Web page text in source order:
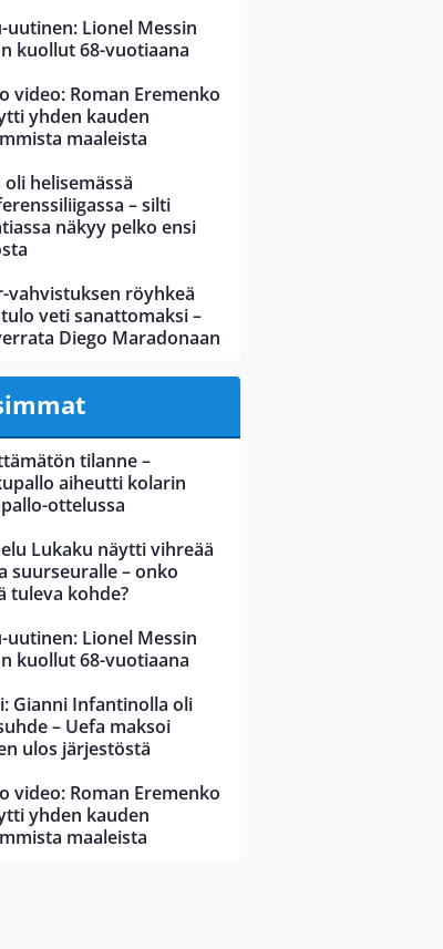
uutinen: Lionel Messin
kuollut 68-vuotiaana
video: Roman Eremenko
yhden kauden
maaleista
oli helisemässä
– silti
näkyy pelko ensi
vahvistuksen röyhkeä
veti sanattomaksi –
Diego Maradonaan
tilanne –
aiheutti kolarin
ottelussa
Lukaku näytti vihreää
suurseuralle – onko
tuleva kohde?
uutinen: Lionel Messin
kuollut 68-vuotiaana
Gianni Infantinolla oli
– Uefa maksoi
ulos järjestöstä
video: Roman Eremenko
yhden kauden
maaleista